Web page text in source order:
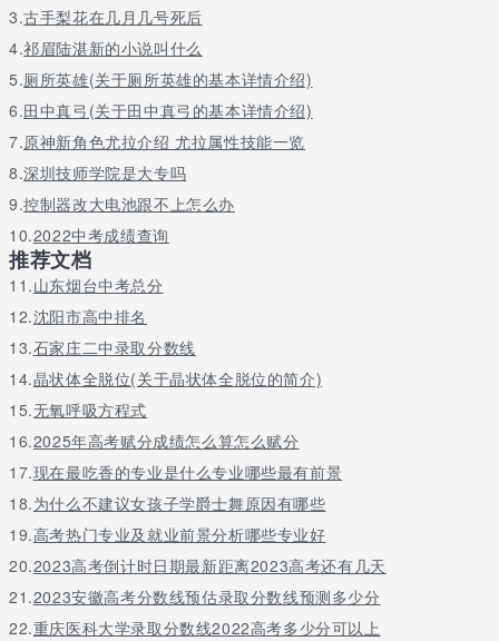
江西服装学院
宁夏理工学院
青岛恒星科技学院
文科
山西农业大学信息学院
文科
陕西国际商贸学院
文科
天津医学高等专科学校
琼台师范学院
湖北中医药高等专科学校
兰州文理学院
山东中医药高等专科学校
上海出版印刷高等专科学校
川北幼儿师范高等专科学校
桂林电子科技大学
文科
杭州职业技术学院
江西师范高等专科学校
文科
天津医学高等专科学校
文科
专科批
南京邮电大学通达学院
文科
四川外国语大学重庆南方翻译学院
文科
南京信息工程大学滨江学院
文科
本二批
湘潭大学兴湘学院
文科
本二批
长沙医学院
文科
本二批
3.古手梨花在几月几号死后
4.祁眉陆湛新的小说叫什么
5.厕所英雄(关于厕所英雄的基本详情介绍)
6.田中真弓(关于田中真弓的基本详情介绍)
7.原神新角色尤拉介绍 尤拉属性技能一览
8.深圳技师学院是大专吗
9.控制器改大电池跟不上怎么办
10.2022中考成绩查询
推荐文档
11.山东烟台中考总分
12.沈阳市高中排名
13.石家庄二中录取分数线
14.晶状体全脱位(关于晶状体全脱位的简介)
15.无氧呼吸方程式
16.2025年高考赋分成绩怎么算怎么赋分
17.现在最吃香的专业是什么专业哪些最有前景
18.为什么不建议女孩子学爵士舞原因有哪些
19.高考热门专业及就业前景分析哪些专业好
20.2023高考倒计时日期最新距离2023高考还有几天
21.2023安徽高考分数线预估录取分数线预测多少分
22.重庆医科大学录取分数线2022高考多少分可以上